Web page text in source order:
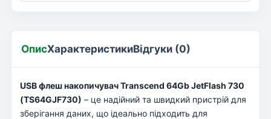
ОписХарактеристикиВідгуки (0)
USB флеш накопичувач Transcend 64Gb JetFlash 730
(TS64GJF730) – це надійний та швидкий пристрій для
зберігання даних, що ідеально підходить для